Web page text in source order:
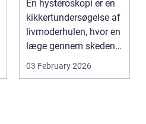
En hysteroskopi er en
kikkertundersøgelse af
livmoderhulen, hvor en
læge gennem skeden
og livmoderha...
03 February 2026